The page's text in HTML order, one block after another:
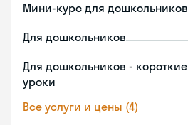
Мини-курс для дошкольников
Для дошкольников
Для дошкольников - короткие
уроки
Все услуги и цены (4)